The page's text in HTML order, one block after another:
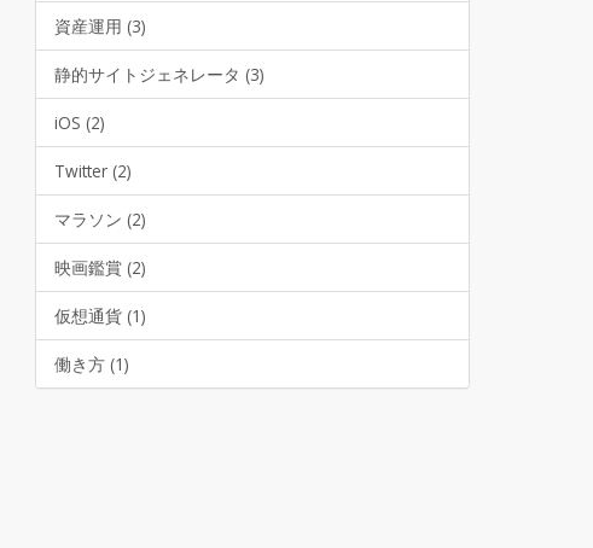
資産運用 (3)
静的サイトジェネレータ (3)
iOS (2)
Twitter (2)
マラソン (2)
映画鑑賞 (2)
仮想通貨 (1)
働き方 (1)